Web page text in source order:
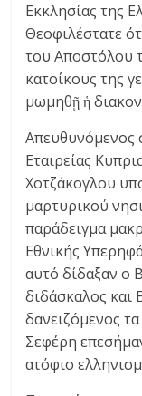
Εκκλησίας της
Θεοφιλέστατε
του Αποστόλου
κατοίκους της
μωμηθῇ ἡ
Απευθυνόμενος
Εταιρείας
Χοτζάκογλου
μαρτυρικού
παράδειγμα
Εθνικής
αυτό δίδαξαν ο
διδάσκαλος και
δανειζόμενος
Σεφέρη
ατόφιο